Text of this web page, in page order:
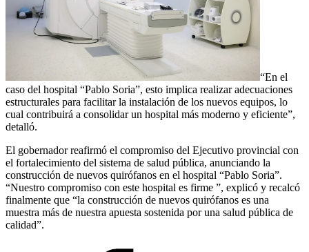
“En el
caso del hospital “Pablo Soria”, esto implica realizar adecuaciones
estructurales para facilitar la instalación de los nuevos equipos, lo
cual contribuirá a consolidar un hospital más moderno y eficiente”,
detalló.
El gobernador reafirmó el compromiso del Ejecutivo provincial con
el fortalecimiento del sistema de salud pública, anunciando la
construcción de nuevos quirófanos en el hospital “Pablo Soria”.
“Nuestro compromiso con este hospital es firme ”, explicó y recalcó
finalmente que “la construcción de nuevos quirófanos es una
muestra más de nuestra apuesta sostenida por una salud pública de
calidad”.